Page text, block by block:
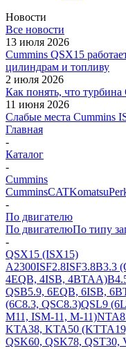
Новости
Все новости
13 июля 2026
Cummins QSX15
цилиндрам и топливу
2 июля 2026
Как понять, что турбина
11 июня 2026
Слабые места Cummins
Главная
-
Каталог
-
Cummins
CumminsCATKomatsu
-
По двигателю
По двигателюПо типу
-
QSX15 (ISX15)
A2300ISF2.8ISF3.8B3.3
4EQB, 4ISB, 4BTAA)
QSB5.9, 6EQB, 6ISB,
(6C8.3, QSC8.3)QSL9
M11, ISM-11, M-11)
KTA38, KTA50
QSK60, QSK78, QST30,